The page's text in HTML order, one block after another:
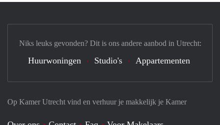
Op Kamer Utrecht vind en verhuur je makkelijk je Kamer
Niks leuks gevonden? Dit is ons andere aanbod in Utrecht:
Huurwoningen Studio's Appartementen